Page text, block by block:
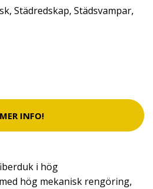
, Städredskap, Städsvampar,
MER INFO!
i hög
hög mekanisk rengöring,